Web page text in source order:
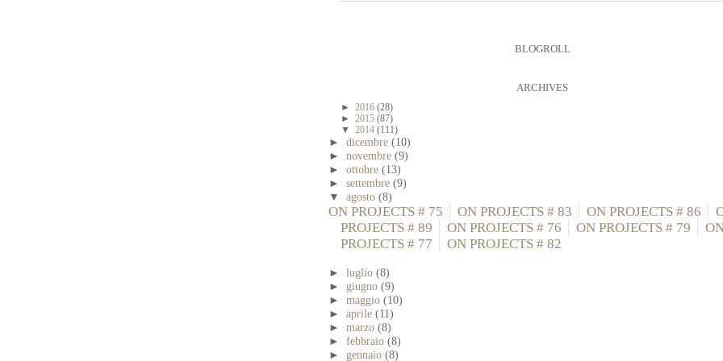
BLOGROLL
ARCHIVES
► 2016 (28)
► 2015 (87)
▼ 2014 (111)
► dicembre (10)
► novembre (9)
► ottobre (13)
► settembre (9)
▼ agosto (8)
ON PROJECTS # 75 ON PROJECTS # 83 ON PROJECTS # 86
PROJECTS # 89
ON PROJECTS # 76 ON PROJECTS # 79
PROJECTS # 77
ON PROJECTS # 82
► luglio (8)
► giugno (9)
► maggio (10)
► aprile (11)
► marzo (8)
► febbraio (8)
► gennaio (8)